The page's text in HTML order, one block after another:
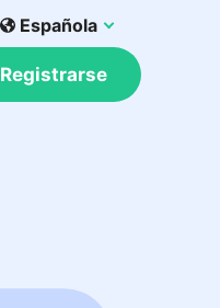
Española
Registrarse